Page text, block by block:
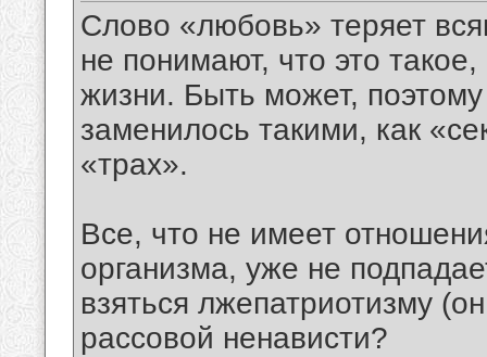
Слово «любовь» теряет
не понимают, что это
жизни. Быть может,
заменилось такими, как
«трах».
Все, что не имеет
организма, уже не
взяться лжепатриотизму
рассовой ненависти?